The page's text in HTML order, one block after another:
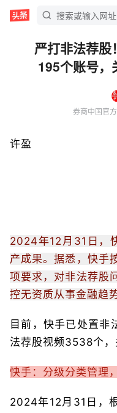
严打非法荐股
195个账号
券商中国官
许盈
2024年12月31日，
产成果。据悉，快手
项要求，对非法荐股
控无资质从事金融趋
目前，快手已处置非
法荐股视频3538个，
快手：分级分类管理
2024年12月31日，